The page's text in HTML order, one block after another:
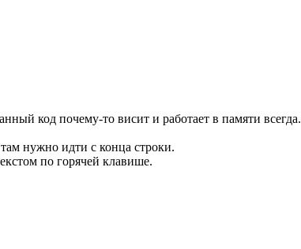
код почему-то висит и работает в памяти всегда.
нужно идти с конца строки.
по горячей клавише.